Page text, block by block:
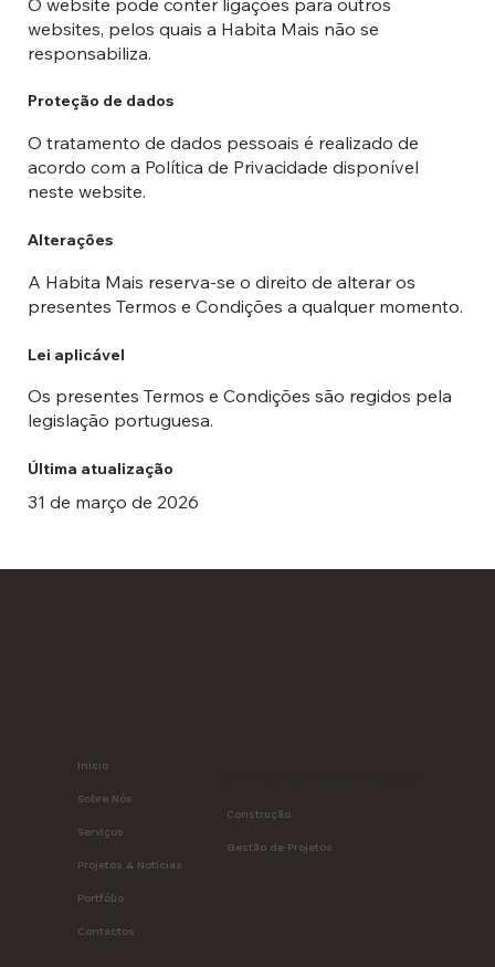
websites, pelos quais a Habita Mais não se
responsabiliza.
Proteção de dados
O tratamento de dados pessoais é realizado de
acordo com a Política de Privacidade disponível
neste website.
Alterações
A Habita Mais reserva-se o direito de alterar os
presentes Termos e Condições a qualquer momento.
Lei aplicável
Os presentes Termos e Condições são regidos pela
legislação portuguesa.
Última atualização
31 de março de 2026
Inicio
Sobre Nós
Serviços
Projetos & Notícias
Portfólio
Contactos
Construção
Gestão de Projetos